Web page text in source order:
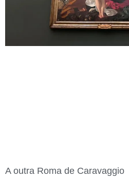
A outra Roma de Caravaggio